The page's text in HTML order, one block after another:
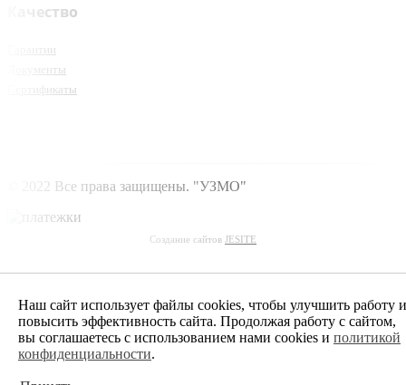
Качество
Гарантии
Документы
Сертификаты
© 2022 Все права защищены. "УЗМО"
Создание сайтов JESITE
Наш сайт использует файлы cookies, чтобы улучшить работу и
повысить эффективность сайта. Продолжая работу с сайтом,
вы соглашаетесь с использованием нами cookies и политикой
конфиденциальности.